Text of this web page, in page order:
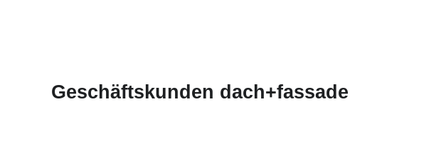
Geschäftskunden dach+fassade